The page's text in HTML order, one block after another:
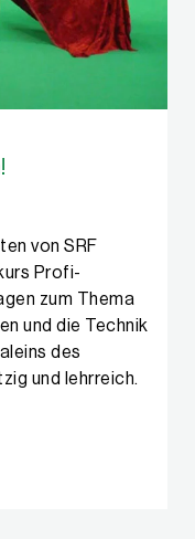
von SRF
Profi-
zum Thema
und die Technik
des
und lehrreich.